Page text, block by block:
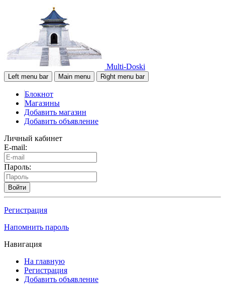
Multi-Doski
Left menu bar Main menu Right menu bar
Блокнот
Магазины
Добавить магазин
Добавить объявление
Личный кабинет
E-mail:
Пароль:
Войти
Регистрация
Напомнить пароль
Навигация
На главную
Регистрация
Добавить объявление